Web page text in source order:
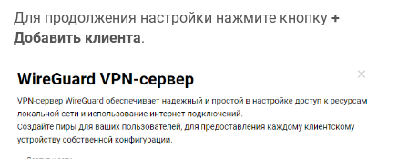
Для продолжения настройки нажмите кнопку +
Добавить клиента.